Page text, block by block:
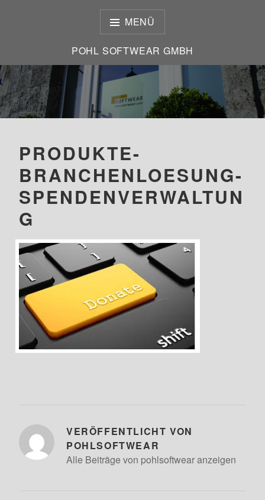
MENÜ
POHL SOFTWEAR GMBH
POHL SOFTWEAR GMBH
PRODUKTE-
BRANCHENLOESUNG-
SPENDENVERWALTUN
G
VERÖFFENTLICHT VON
POHLSOFTWEAR
Alle Beiträge von pohlsoftwear anzeigen